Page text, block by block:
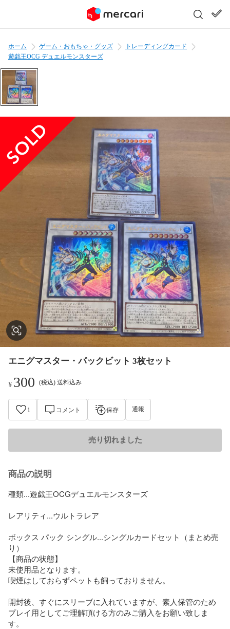
ホーム ゲーム・おもちゃ・グッズ
トレーディングカード
遊戯王OCG デュエルモンスターズ
エニグマスター・パックビット 3枚セット
¥300 (税込) 送料込み
1 コメント 保存 通報
売り切れました
商品の説明
種類...遊戯王OCGデュエルモンスターズ
レアリティ...ウルトラレア
ボックス パック シングル...シングルカードセット（まとめ売
り）
【商品の状態】
未使用品となります。
喫煙はしておらずペットも飼っておりません。
開封後、すぐにスリーブに入れていますが、素人保管のため
プレイ用としてご理解頂ける方のみご購入をお願い致しま
す。